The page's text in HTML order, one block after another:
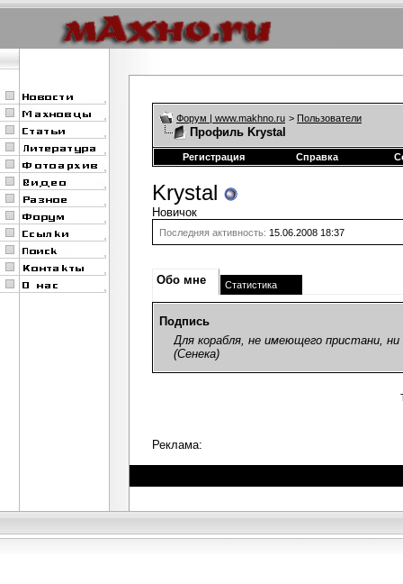
Форум | www.makhno.ru > Пользователи
Профиль Krystal
Регистрация Справка
Krystal
Новичок
Последняя активность: 15.06.2008 18:37
Обо мне Статистика
Подпись
Для корабля, не имеющего пристани,
(Сенека)
Реклама: